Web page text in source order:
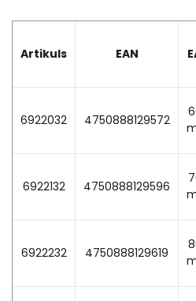
Artikuls EAN
6922032 4750888129572
6922132 4750888129596
6922232 4750888129619